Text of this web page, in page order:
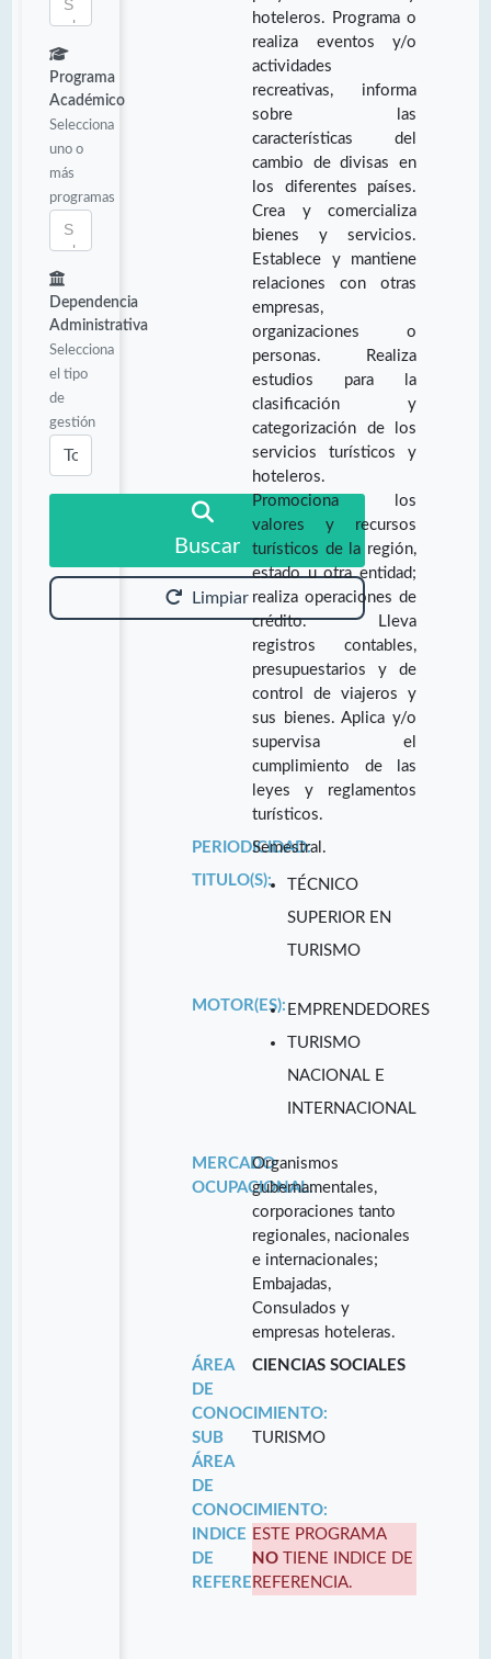
Programa
Académico
Selecciona
uno o
más
programas
Dependencia
Administrativa
Selecciona
el tipo
de
gestión
Buscar
Limpiar
hoteleros. Programa o
realiza eventos y/o
actividades
recreativas, informa
sobre las
características del
cambio de divisas en
los diferentes países.
Crea y comercializa
bienes y servicios.
Establece y mantiene
relaciones con otras
empresas,
organizaciones o
personas. Realiza
estudios para la
clasificación y
categorización de los
servicios turísticos y
hoteleros.
Promociona los
valores y recursos
turísticos de la región,
estado u otra entidad;
realiza operaciones de
crédito. Lleva
registros contables,
presupuestarios y de
control de viajeros y
sus bienes. Aplica y/o
supervisa el
cumplimiento de las
leyes y reglamentos
turísticos.
PERIODICIDAD:
Semestral.
TITULO(S):
TÉCNICO
SUPERIOR EN
TURISMO
MOTOR(ES): EMPRENDEDORES
TURISMO
NACIONAL E
INTERNACIONAL
MERCADO
OCUPACIONAL:
Organismos
gubernamentales,
corporaciones tanto
regionales, nacionales
e internacionales;
Embajadas,
Consulados y
empresas hoteleras.
ÁREA
DE
CONOCIMIENTO:
CIENCIAS SOCIALES
SUB
ÁREA
DE
CONOCIMIENTO:
TURISMO
INDICE
DE
REFERENCIA:
ESTE PROGRAMA
NO TIENE INDICE DE
REFERENCIA.